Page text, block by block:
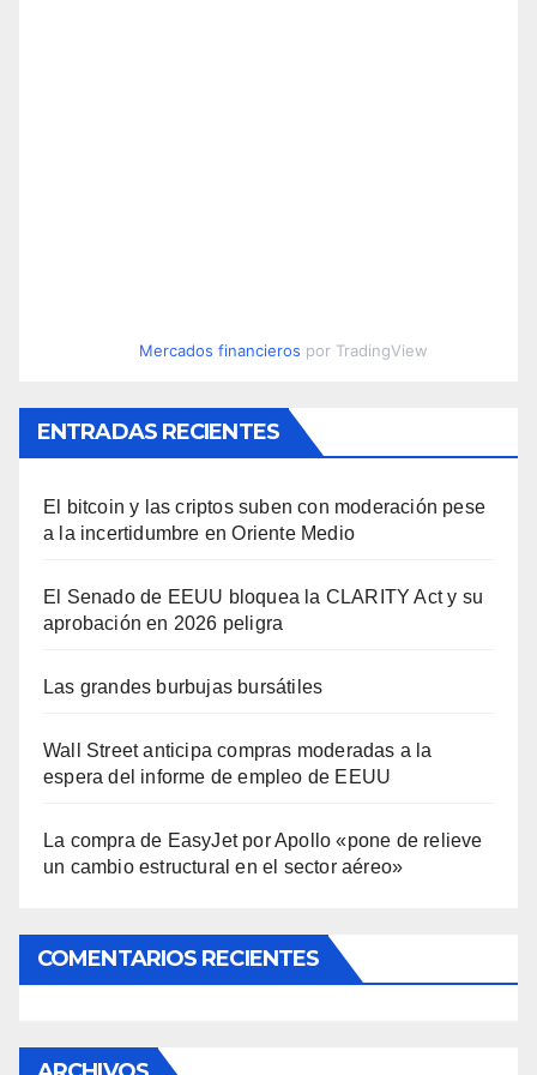
Mercados financieros por TradingView
ENTRADAS RECIENTES
El bitcoin y las criptos suben con moderación pese
a la incertidumbre en Oriente Medio
El Senado de EEUU bloquea la CLARITY Act y su
aprobación en 2026 peligra
Las grandes burbujas bursátiles
Wall Street anticipa compras moderadas a la
espera del informe de empleo de EEUU
La compra de EasyJet por Apollo «pone de relieve
un cambio estructural en el sector aéreo»
COMENTARIOS RECIENTES